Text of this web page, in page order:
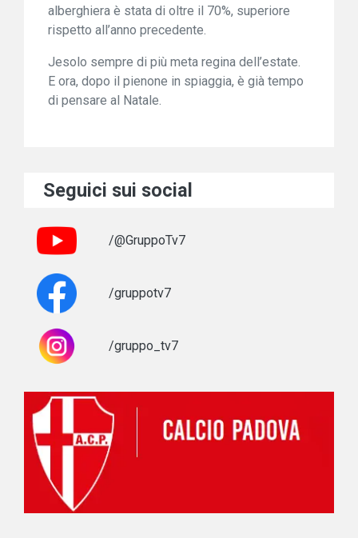
alberghiera è stata di oltre il 70%, superiore
rispetto all’anno precedente.
Jesolo sempre di più meta regina dell’estate.
E ora, dopo il pienone in spiaggia, è già tempo
di pensare al Natale.
Seguici sui social
/@GruppoTv7
/gruppotv7
/gruppo_tv7